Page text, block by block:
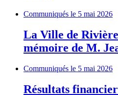
Communiqués le 5 mai 2026
La Ville de
mémoire de M.
Communiqués le 5 mai 2026
Résultats